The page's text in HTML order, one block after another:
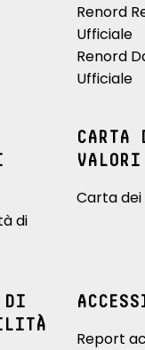
Renord
Ufficiale
Renord
Ufficiale
di
CARTA
VALORI
Carta dei
DI
Report